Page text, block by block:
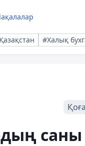
#Халық
саны